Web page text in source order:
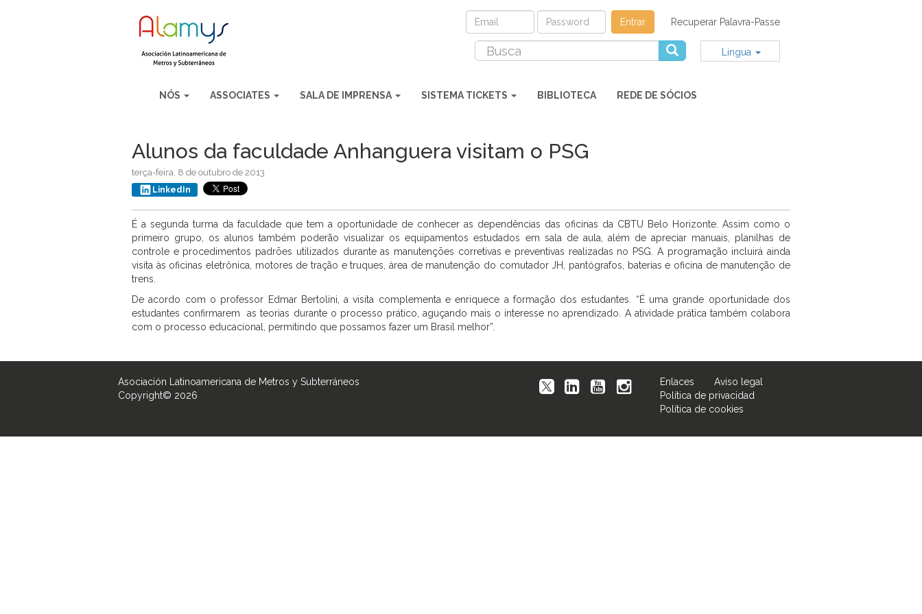
Entrar Recuperar Palavra-Passe
Lingua
NÓS ASSOCIATES SALA DE IMPRENSA SISTEMA TICKETS BIBLIOTECA REDE DE SÓCIOS
Alunos da faculdade Anhanguera visitam o PSG
terça-feira, 8 de outubro de 2013
LinkedIn
É a segunda turma da faculdade que tem a oportunidade de conhecer as dependências das oficinas da CBTU Belo Horizonte. Assim como o
primeiro grupo, os alunos também poderão visualizar os equipamentos estudados em sala de aula, além de apreciar manuais, planilhas de
controle e procedimentos padrões utilizados durante as manutenções corretivas e preventivas realizadas no PSG. A programação incluirá ainda
visita às oficinas eletrônica, motores de tração e truques, área de manutenção do comutador JH, pantógrafos, baterias e oficina de manutenção de
trens.
De acordo com o professor Edmar Bertolini, a visita complementa e enriquece a formação dos estudantes. “É uma grande oportunidade dos
estudantes confirmarem as teorias durante o processo prático, aguçando mais o interesse no aprendizado. A atividade prática também colabora
com o processo educacional, permitindo que possamos fazer um Brasil melhor”.
Asociación Latinoamericana de Metros y Subterráneos
Copyright© 2026
Enlaces
Aviso legal
Política de privacidad
Política de cookies